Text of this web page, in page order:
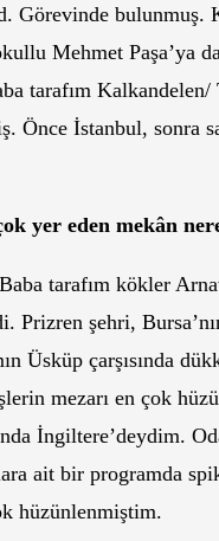
Görevinde bulunmuş.
Mehmet Paşa’ya
tarafım
Önce İstanbul, sonra
yer eden mekân
tarafım kökler
şehri,
Üsküp çarşısında
mezarı en çok
İngiltere’deydim.
ait bir programda
hüzünlenmiştim.